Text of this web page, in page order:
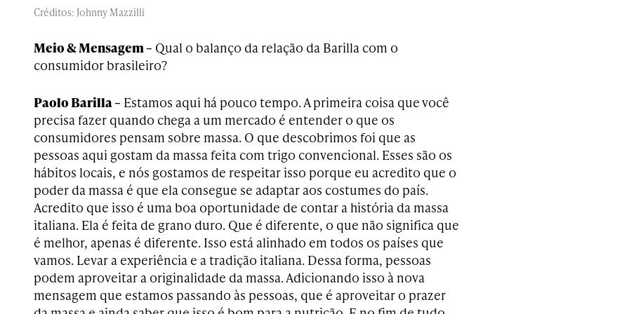
Créditos: Johnny Mazzilli
Meio & Mensagem – Qual o balanço da relação da Barilla com o
consumidor brasileiro?
Paolo Barilla – Estamos aqui há pouco tempo. A primeira coisa que você
precisa fazer quando chega a um mercado é entender o que os
consumidores pensam sobre massa. O que descobrimos foi que as
pessoas aqui gostam da massa feita com trigo convencional. Esses são os
hábitos locais, e nós gostamos de respeitar isso porque eu acredito que o
poder da massa é que ela consegue se adaptar aos costumes do país.
Acredito que isso é uma boa oportunidade de contar a história da massa
italiana. Ela é feita de grano duro. Que é diferente, o que não significa que
é melhor, apenas é diferente. Isso está alinhado em todos os países que
vamos. Levar a experiência e a tradição italiana. Dessa forma, pessoas
podem aproveitar a originalidade da massa. Adicionando isso à nova
mensagem que estamos passando às pessoas, que é aproveitar o prazer